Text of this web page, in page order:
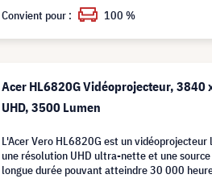
Convient pour : 100 %
Acer HL6820G Vidéoprojecteur, 3840
UHD, 3500 Lumen
L'Acer Vero HL6820G est un
une résolution UHD ultra-nette et une
longue durée pouvant atteindre 30 000